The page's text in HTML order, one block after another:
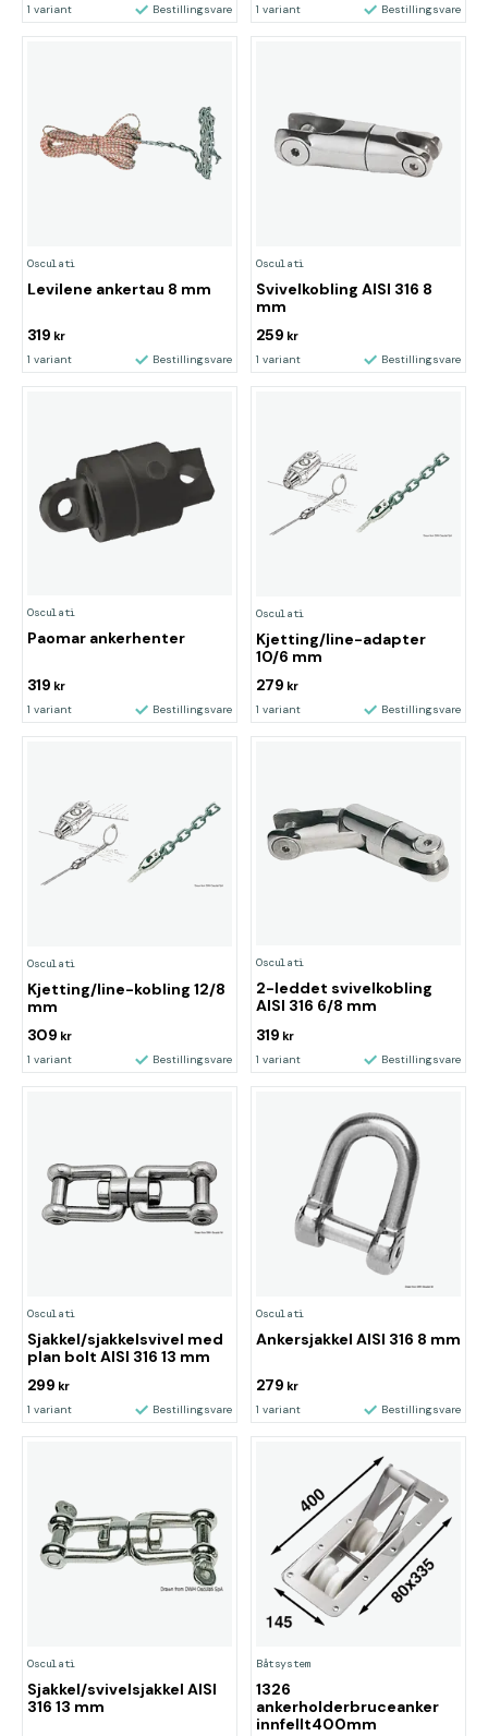
1 variant Bestillingsvare 1 variant Bestillingsvare
Osculati
Levilene ankertau 8 mm
319 kr
1 variant Bestillingsvare
Osculati
Svivelkobling AISI 316 8
mm
259 kr
1 variant Bestillingsvare
Osculati
Paomar ankerhenter
319 kr
1 variant Bestillingsvare
Osculati
Kjetting/line-adapter
10/6 mm
279 kr
1 variant Bestillingsvare
Osculati
Kjetting/line-kobling 12/8
mm
309 kr
1 variant Bestillingsvare
Osculati
2-leddet svivelkobling
AISI 316 6/8 mm
319 kr
1 variant Bestillingsvare
Osculati
Sjakkel/sjakkelsvivel med
plan bolt AISI 316 13 mm
299 kr
1 variant Bestillingsvare
Osculati
Ankersjakkel AISI 316 8 mm
279 kr
1 variant Bestillingsvare
Osculati
Sjakkel/svivelsjakkel AISI
316 13 mm
Båtsystem
1326
ankerholderbruceanker
innfellt400mm